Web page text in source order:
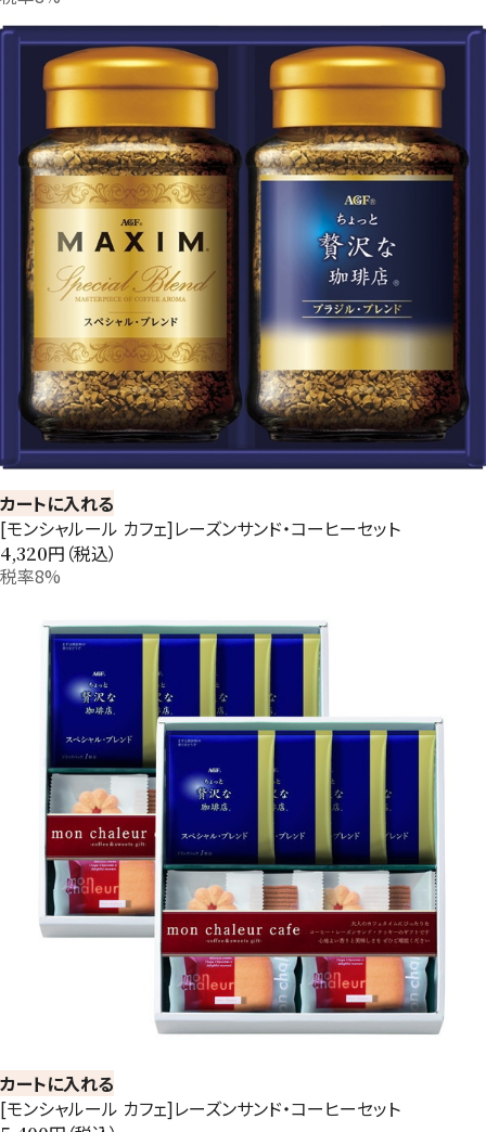
カートに入れる
[モンシャルール カフェ]レーズンサンド・コーヒーセット
4,320円（税込）
税率8%
カートに入れる
[モンシャルール カフェ]レーズンサンド・コーヒーセット